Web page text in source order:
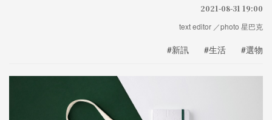
2021-08-31 19:00
text editor ／photo 星巴克
#新訊 #生活 #選物